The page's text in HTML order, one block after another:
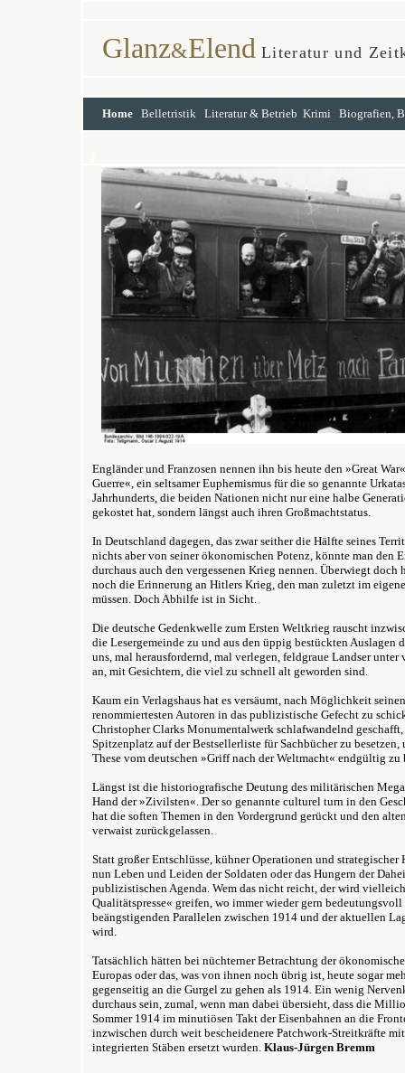
Glanz&Elend Literatur und
Home Belletristik Literatur & Betrieb Krimi Biografien,
Engländer und Franzosen nennen ihn bis heute den »Great
Guerre«, ein seltsamer Euphemismus für die so genannte
Jahrhunderts, die beiden Nationen nicht nur eine halbe
gekostet hat, sondern längst auch ihren Großmachtstatus.
In Deutschland dagegen, das zwar seither die Hälfte seines
nichts aber von seiner ökonomischen Potenz, könnte man den
durchaus auch den vergessenen Krieg nennen. Überwiegt doch
noch die Erinnerung an Hitlers Krieg, den man zuletzt im
müssen. Doch Abhilfe ist in Sicht.
Die deutsche Gedenkwelle zum Ersten Weltkrieg rauscht
die Lesergemeinde zu und aus den üppig bestückten Auslagen
uns, mal herausfordernd, mal verlegen, feldgraue Landser
an, mit Gesichtern, die viel zu schnell alt geworden sind.
Kaum ein Verlagshaus hat es versäumt, nach Möglichkeit seinen
renommiertesten Autoren in das publizistische Gefecht zu
Christopher Clarks Monumentalwerk schlafwandelnd
Spitzenplatz auf der Bestsellerliste für Sachbücher zu besetzen,
These vom deutschen »Griff nach der Weltmacht« endgültig zu
Längst ist die historiografische Deutung des militärischen
Hand der »Zivilsten«. Der so genannte culturel turn in den
hat die soften Themen in den Vordergrund gerückt und den
verwaist zurückgelassen.
Statt großer Entschlüsse, kühner Operationen und
nun Leben und Leiden der Soldaten oder das Hungern der
publizistischen Agenda. Wem das nicht reicht, der wird
Qualitätspresse« greifen, wo immer wieder gern
beängstigenden Parallelen zwischen 1914 und der aktuellen
wird.
Tatsächlich hätten bei nüchterner Betrachtung der
Europas oder das, was von ihnen noch übrig ist, heute sogar
gegenseitig an die Gurgel zu gehen als 1914. Ein wenig
durchaus sein, zumal, wenn man dabei übersieht, dass die
Sommer 1914 im minutiösen Takt der Eisenbahnen an die
inzwischen durch weit bescheidenere Patchwork-Streitkräfte
integrierten Stäben ersetzt wurden. Klaus-Jürgen Bremm